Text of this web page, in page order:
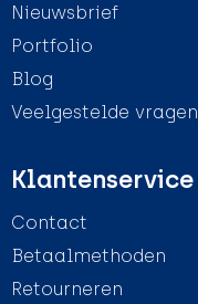
Nieuwsbrief
Portfolio
Blog
Veelgestelde vragen
Klantenservice
Contact
Betaalmethoden
Retourneren